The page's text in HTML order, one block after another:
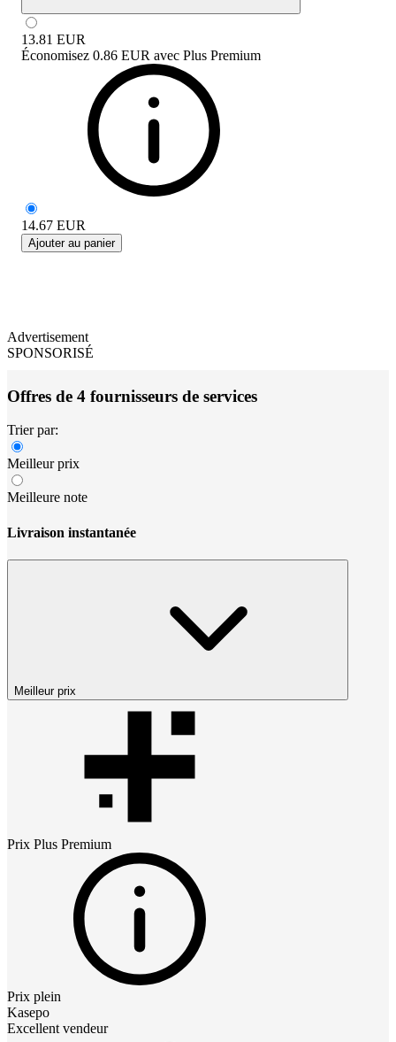
13.81 EUR
Économisez 0.86 EUR avec Plus Premium
14.67 EUR
Ajouter au panier
Advertisement
SPONSORISÉ
Offres de 4 fournisseurs de services
Trier par:
Meilleur prix
Meilleure note
Livraison instantanée
Meilleur prix
Prix Plus Premium
Prix plein
Kasepo
Excellent vendeur